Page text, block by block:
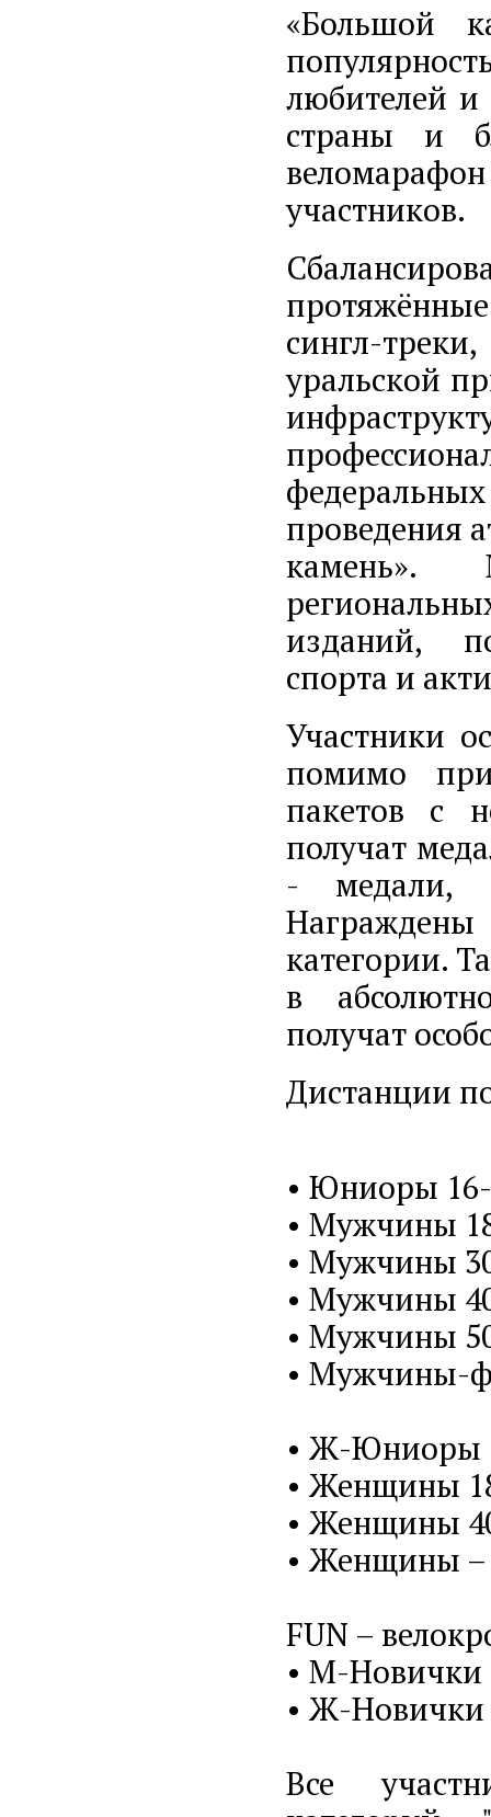
«Большой
любителей и
страны и
участников.
сингл-
уральской
проведения
камень».
изданий,
спорта и
Участники
помимо
пакетов с
получат
- медали,
категории.
в
получат
Дистанции
• Юниоры
• Мужчины
• Мужчины
• Мужчины
• Мужчины
• Мужчины-
• Ж-Юниоры
• Женщины
• Женщины
• Женщины –
FUN –
• М-Новички
• Ж-Новички
Все